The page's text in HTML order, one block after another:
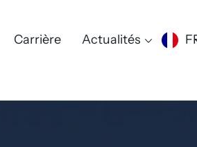
Carrière Actualités